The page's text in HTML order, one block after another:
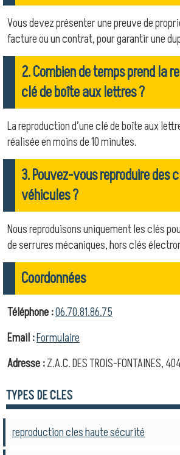
Vous devez présenter une preuve de
facture ou un contrat, pour garantir une
2. Combien de temps prend la
clé de boîte aux lettres ?
La reproduction d’une clé de boîte aux
réalisée en moins de 10 minutes.
3. Pouvez-vous reproduire des
véhicules ?
Nous reproduisons uniquement les clés
de serrures mécaniques, hors clés
Coordonnées
Téléphone :06.70.81.86.75
Email :Formulaire
Adresse :Z.A.C. DES TROIS-FONTAINES,
TYPES DE CLES
reproduction cles haute sécurité